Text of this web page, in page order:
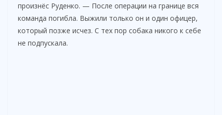
произнёс Руденко. — После операции на границе вся
команда погибла. Выжили только он и один офицер,
который позже исчез. С тех пор собака никого к себе
не подпускала.